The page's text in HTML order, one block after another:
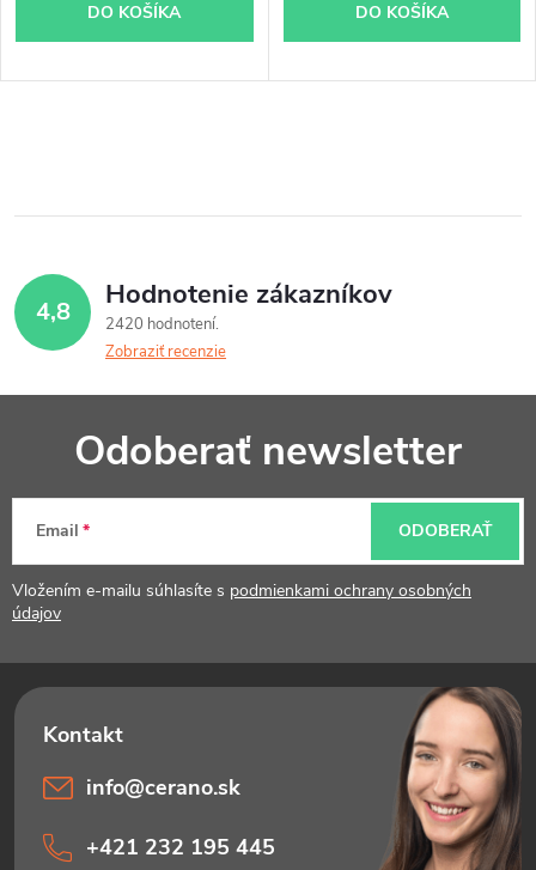
DO KOŠÍKA DO KOŠÍKA
á
d
c
e
r
v
k
y
4,8 Hodnotenie zákazníkov
2420 hodnotení
Zobraziť recenzie
p
ä
i
e
Odoberať newsletter
Email
Vložením e-mailu súhlasíte s podmienkami ochrany osobných
údajov
ODOBERAŤ
info@cerano.sk
+421 232 195 445